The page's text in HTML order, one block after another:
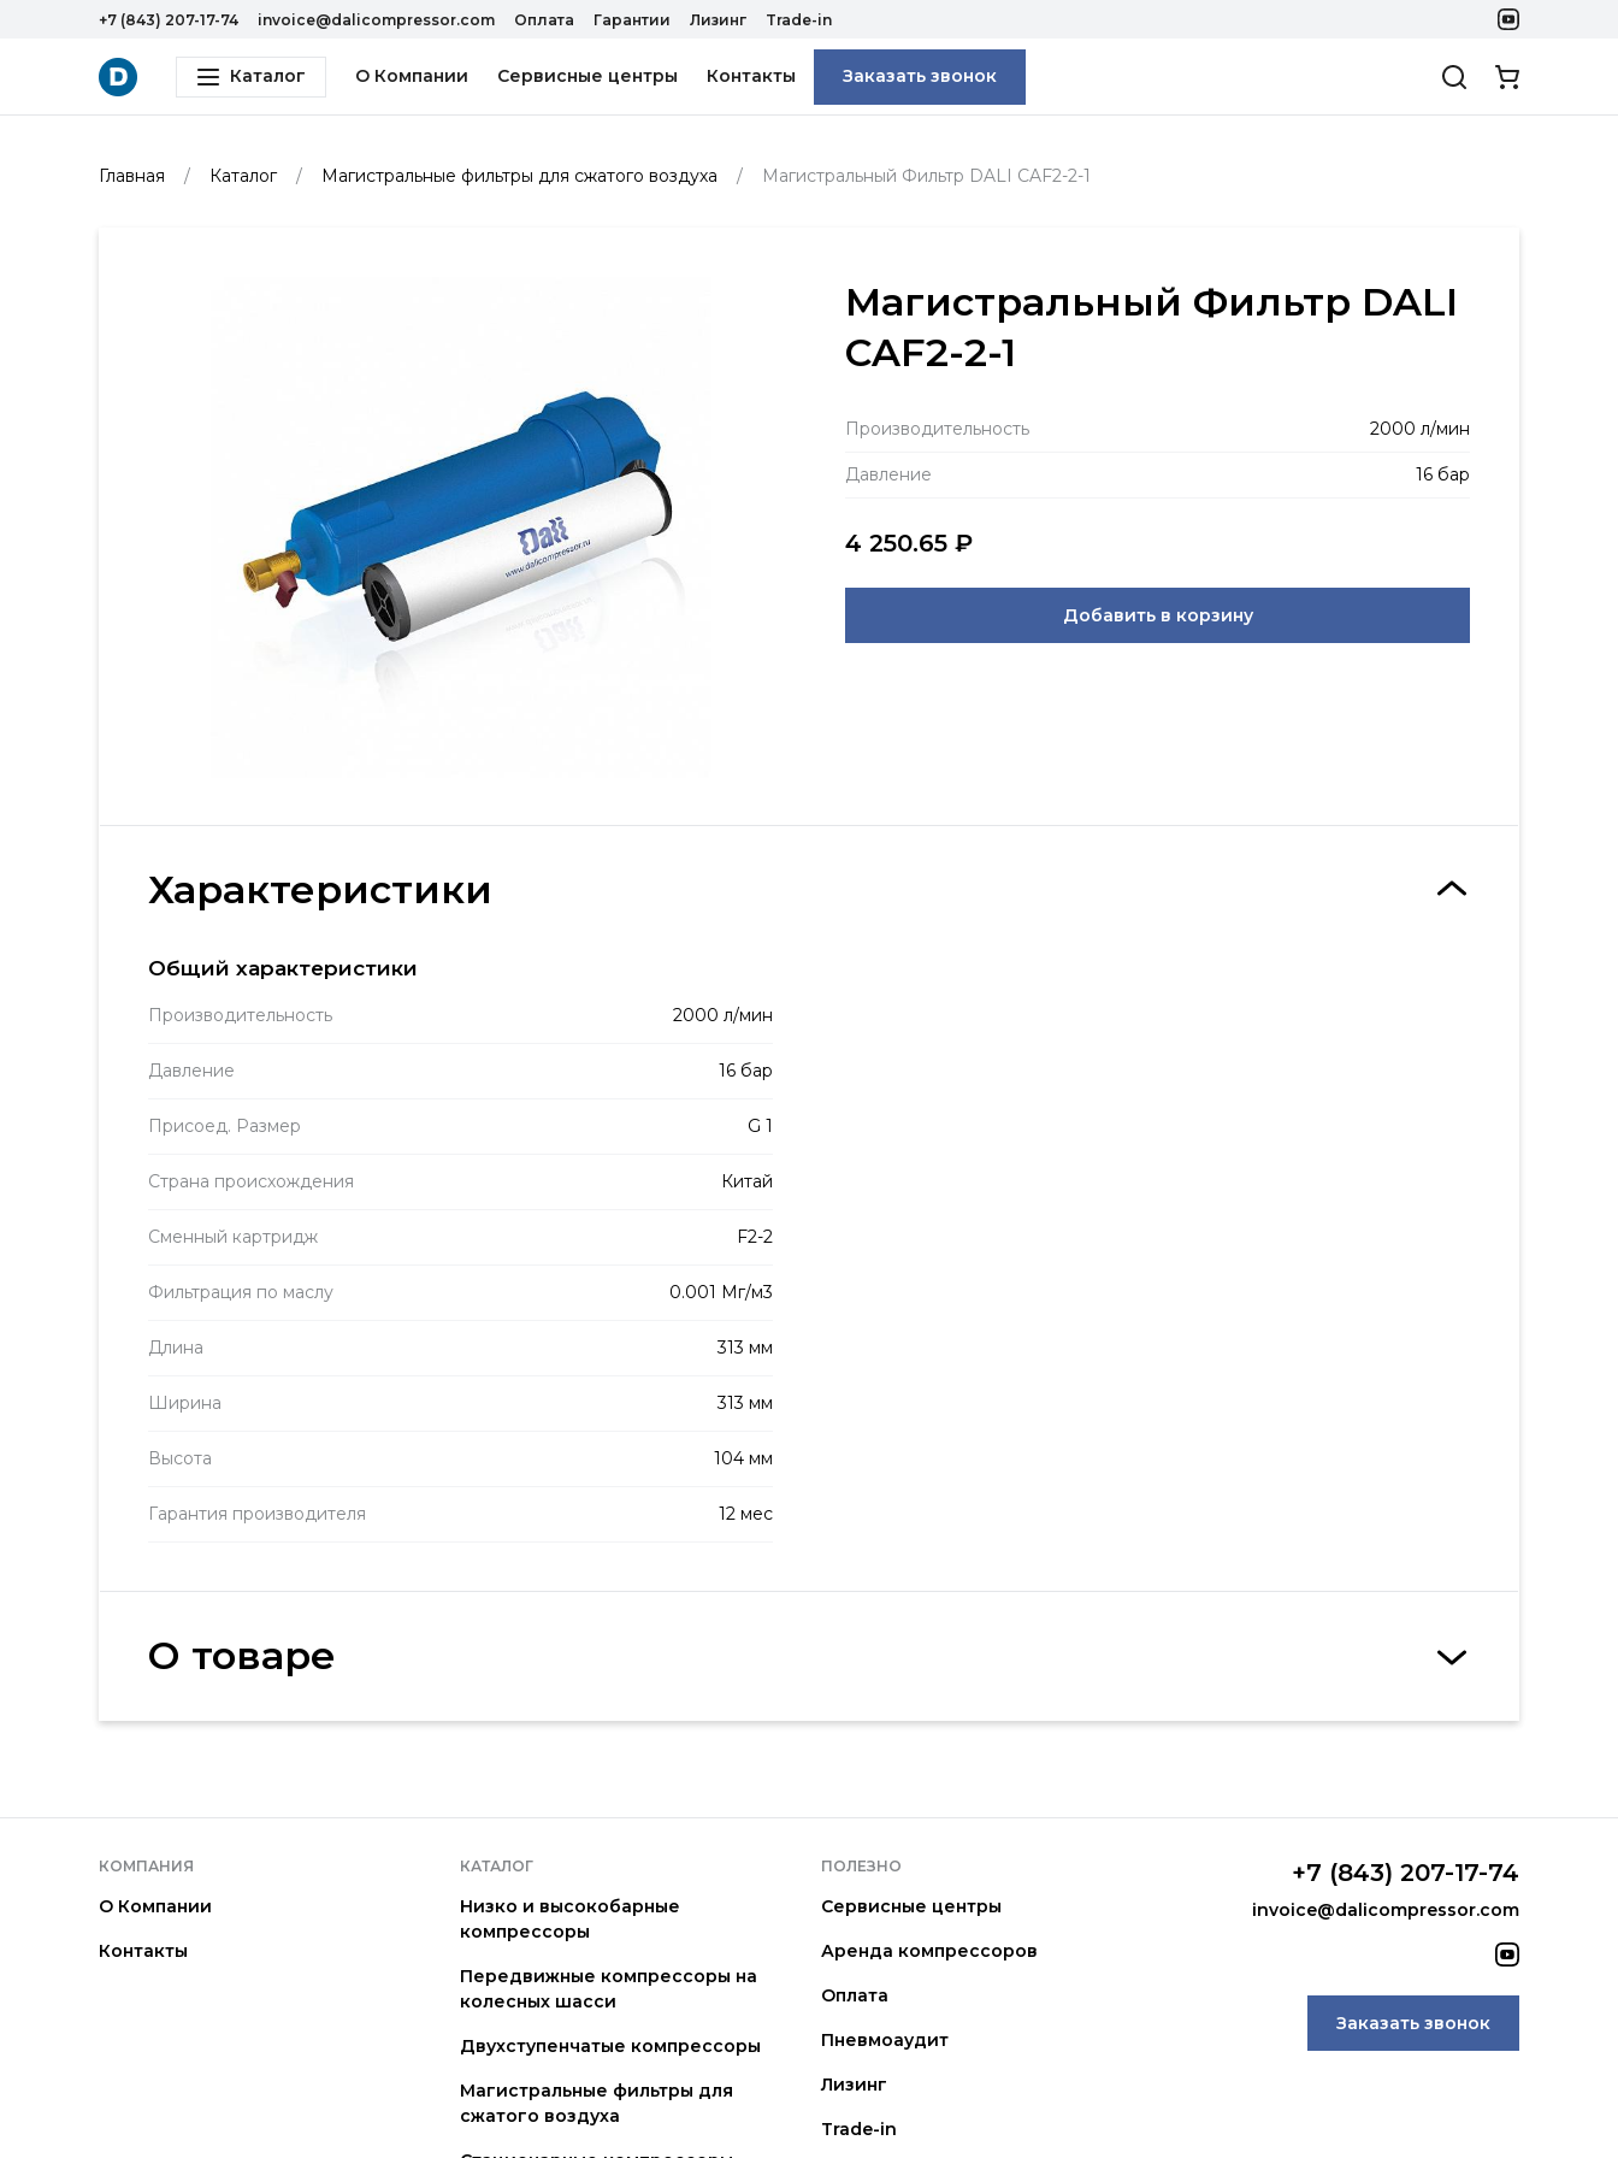
+7 (843) 207-17-74 invoice@dalicompressor.com Оплата Гарантии Лизинг Trade-in
Каталог О Компании Сервисные центры Контакты Заказать звонок
Главная Каталог Магистральные фильтры для сжатого воздуха Магистральный Фильтр DALI CAF2-2-1
Магистральный Фильтр DALI
CAF2-2-1
Производитель­ность 2000 л/мин
Давление 16 бар
4 250.65 ₽
Добавить в корзину
Характеристики
Общий характеристики
Производитель­ность 2000 л/мин
Давление 16 бар
Присоед. Размер G 1
Страна происхождения Китай
Сменный картридж F2-2
Фильтрация по маслу 0.001 Мг/м3
Длина 313 мм
Ширина 313 мм
Высота 104 мм
Гарантия производителя 12 мес
О товаре
КОМПАНИЯ
О Компании
Контакты
КАТАЛОГ
Низко и высокобарные
компрессоры
Передвижные компрессоры на
колесных шасси
Двухступенчатые компрессоры
Магистральные фильтры для
сжатого воздуха
ПОЛЕЗНО
Сервисные центры
Аренда компрессоров
Оплата
Пневмоаудит
Лизинг
Trade-in
+7 (843) 207-17-74
invoice@dalicompressor.com
Заказать звонок